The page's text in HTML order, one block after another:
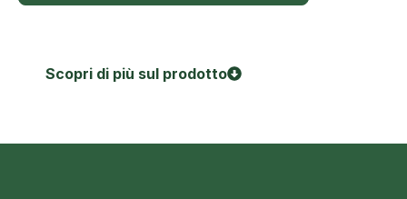
Scopri di più sul prodotto